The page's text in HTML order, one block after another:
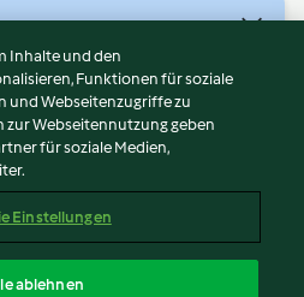
Inhalte und den
Funktionen für soziale
und Webseitenzugriffe zu
Webseitennutzung geben
für soziale Medien,
Einstellungen
ablehnen